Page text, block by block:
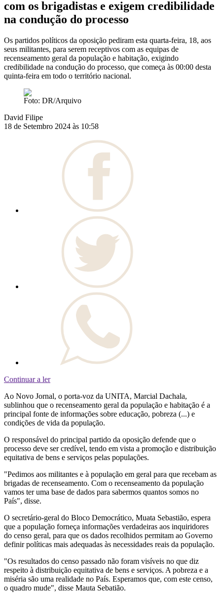
com os brigadistas e exigem credibilidade
na condução do processo
Os partidos políticos da oposição pediram esta quarta-feira, 18, aos
seus militantes, para serem receptivos com as equipas de
recenseamento geral da população e habitação, exigindo
credibilidade na condução do processo, que começa às 00:00 desta
quinta-feira em todo o território nacional.
Foto: DR/Arquivo
David Filipe
18 de Setembro 2024 às 10:58
Continuar a ler
Ao Novo Jornal, o porta-voz da UNITA, Marcial Dachala,
sublinhou que o recenseamento geral da população e habitação é a
principal fonte de informações sobre educação, pobreza (...) e
condições de vida da população.
O responsável do principal partido da oposição defende que o
processo deve ser credível, tendo em vista a promoção e distribuição
equitativa de bens e serviços pelas populações.
"Pedimos aos militantes e à população em geral para que recebam as
brigadas de recenseamento. Com o recenseamento da população
vamos ter uma base de dados para sabermos quantos somos no
País", disse.
O secretário-geral do Bloco Democrático, Muata Sebastião, espera
que a população forneça informações verdadeiras aos inquiridores
do censo geral, para que os dados recolhidos permitam ao Governo
definir políticas mais adequadas às necessidades reais da população.
"Os resultados do censo passado não foram visíveis no que diz
respeito à distribuição equitativa de bens e serviços. A pobreza e a
miséria são uma realidade no País. Esperamos que, com este censo,
o quadro mude", disse Mauta Sebatião.